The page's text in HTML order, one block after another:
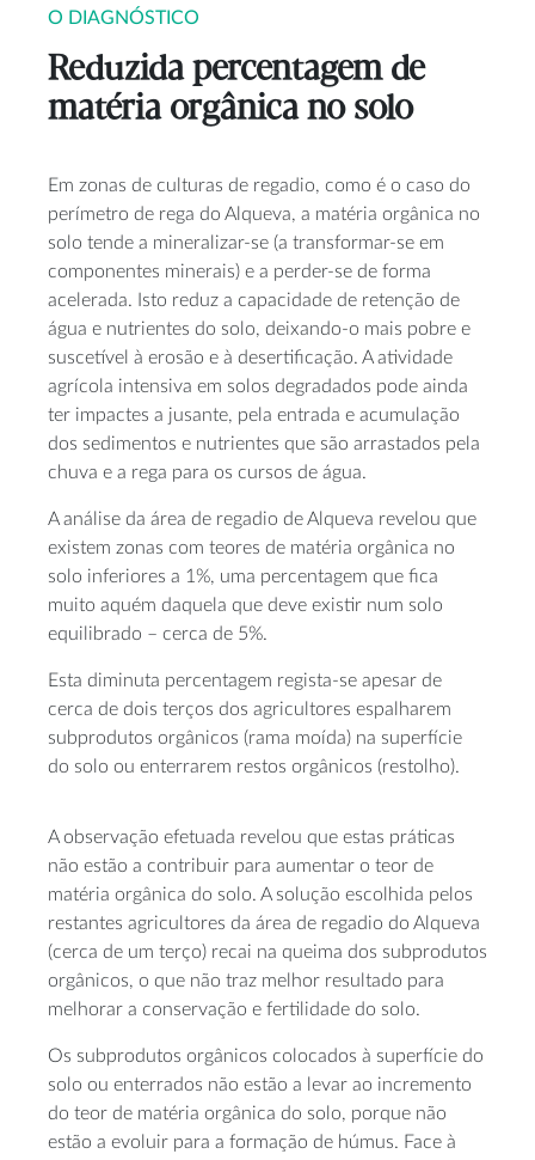
O DIAGNÓSTICO
Reduzida percentagem de
matéria orgânica no solo
Em zonas de culturas de regadio, como é o caso do
perímetro de rega do Alqueva, a matéria orgânica no
solo tende a mineralizar-se (a transformar-se em
componentes minerais) e a perder-se de forma
acelerada. Isto reduz a capacidade de retenção de
água e nutrientes do solo, deixando-o mais pobre e
suscetível à erosão e à desertificação. A atividade
agrícola intensiva em solos degradados pode ainda
ter impactes a jusante, pela entrada e acumulação
dos sedimentos e nutrientes que são arrastados pela
chuva e a rega para os cursos de água.
A análise da área de regadio de Alqueva revelou que
existem zonas com teores de matéria orgânica no
solo inferiores a 1%, uma percentagem que fica
muito aquém daquela que deve existir num solo
equilibrado – cerca de 5%.
Esta diminuta percentagem regista-se apesar de
cerca de dois terços dos agricultores espalharem
subprodutos orgânicos (rama moída) na superfície
do solo ou enterrarem restos orgânicos (restolho).
A observação efetuada revelou que estas práticas
não estão a contribuir para aumentar o teor de
matéria orgânica do solo. A solução escolhida pelos
restantes agricultores da área de regadio do Alqueva
(cerca de um terço) recai na queima dos subprodutos
orgânicos, o que não traz melhor resultado para
melhorar a conservação e fertilidade do solo.
Os subprodutos orgânicos colocados à superfície do
solo ou enterrados não estão a levar ao incremento
do teor de matéria orgânica do solo, porque não
estão a evoluir para a formação de húmus. Face à